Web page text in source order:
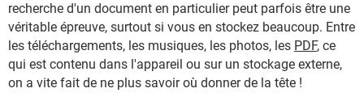
recherche d'un document en particulier peut parfois être une
véritable épreuve, surtout si vous en stockez beaucoup. Entre
les téléchargements, les musiques, les photos, les PDF, ce
qui est contenu dans l'appareil ou sur un stockage externe,
on a vite fait de ne plus savoir où donner de la tête !